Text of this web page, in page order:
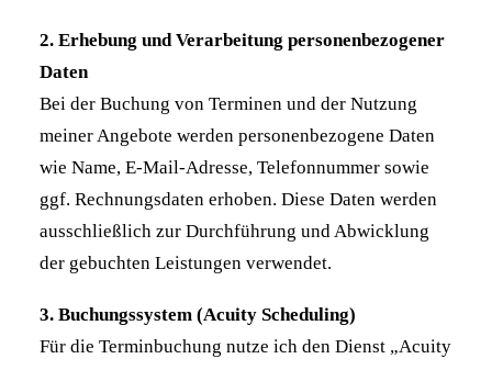
2. Erhebung und Verarbeitung personenbezogener
Daten
Bei der Buchung von Terminen und der Nutzung
meiner Angebote werden personenbezogene Daten
wie Name, E-Mail-Adresse, Telefonnummer sowie
ggf. Rechnungsdaten erhoben. Diese Daten werden
ausschließlich zur Durchführung und Abwicklung
der gebuchten Leistungen verwendet.
3. Buchungssystem (Acuity Scheduling)
Für die Terminbuchung nutze ich den Dienst „Acuity